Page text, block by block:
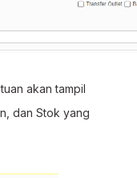
akan tampil
dan Stok yang